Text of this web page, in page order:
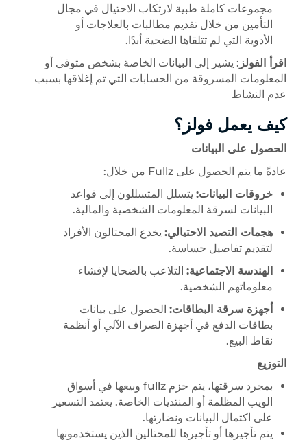
مجموعات كاملة طبية لارتكاب الاحتيال في مجال
التأمين من خلال تقديم مطالبات بالعلاجات أو
الأدوية التي لم تتلقاها الضحية أبدًا.
اقرأ الفولز : يشير إلى البيانات الخاصة بشخص متوفى أو
المعلومات المسروقة من الحسابات التي تم إغلاقها بسبب
عدم النشاط
كيف يعمل فولز؟
الحصول على البيانات
عادةً ما يتم الحصول على Fullz من خلال:
خروقات البيانات: يتسلل المتسللون إلى قواعد
البيانات لسرقة المعلومات الشخصية والمالية.
هجمات التصيد الاحتيالي: يخدع المحتالون الأفراد
لتقديم تفاصيل حساسة.
الهندسة الاجتماعية: التلاعب بالضحايا لإفشاء
معلوماتهم الشخصية.
أجهزة سرقة البطاقات: الحصول على بيانات
بطاقات الدفع في أجهزة الصراف الآلي أو أنظمة
نقاط البيع.
التوزيع
بمجرد سرقتها، يتم حزم fullz وبيعها في أسواق
الويب المظلمة أو المنتديات الخاصة. يعتمد التسعير
على اكتمال البيانات ونضارتها.
يتم تأجيرها أو تأجيرها للمحتالين الذين يستخدمونها